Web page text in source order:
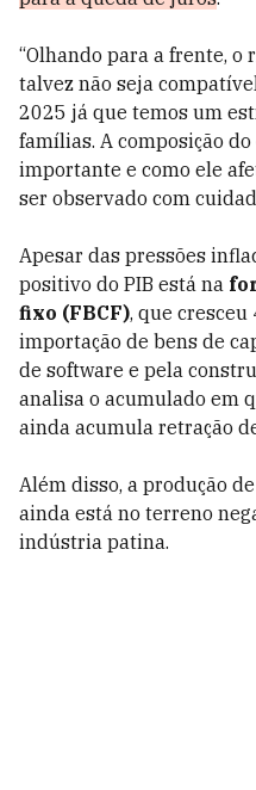
“Olhando para a frente, o
talvez não seja
2025 já que temos um
famílias. A composição
importante e como ele
ser observado com
Apesar das pressões
positivo do PIB está na
fixo (FBCF), que
importação de bens de
de software e pela
analisa o acumulado em
ainda acumula retração
Além disso, a produção
ainda está no terreno
indústria patina.